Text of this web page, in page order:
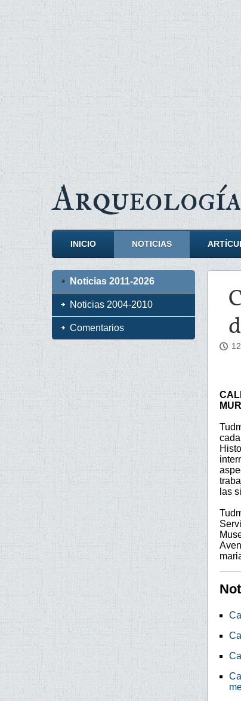
INICIO NOTICIAS
las
Noticias 2011-2026
Noticias 2004-2010
Comentarios